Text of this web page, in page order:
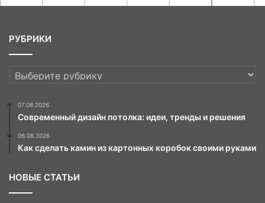
РУБРИКИ
РУБРИКИ
07.08.2026
Современный дизайн потолка: идеи, тренды и решения
06.08.2026
Как сделать камин из картонных коробок своими руками
НОВЫЕ СТАТЬИ